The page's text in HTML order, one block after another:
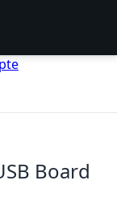
Board